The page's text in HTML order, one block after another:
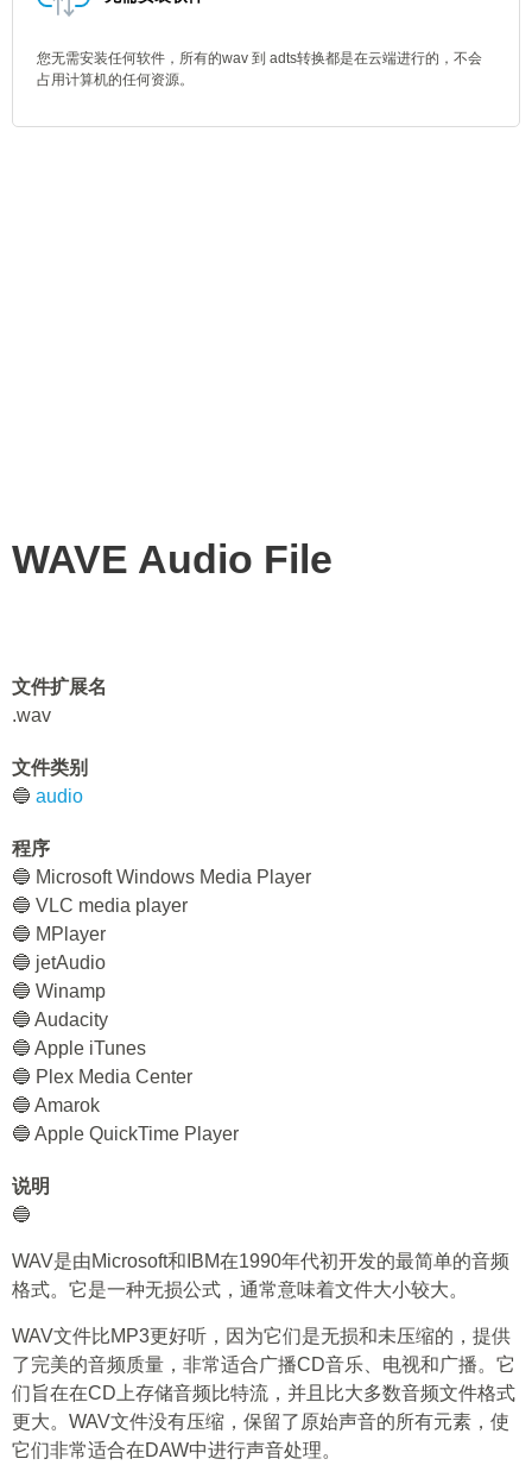
您无需安装任何软件，所有的wav 到 adts转换都是在云端进行的，不会
占用计算机的任何资源。
WAVE Audio File
文件扩展名
.wav
文件类别
🔵 audio
程序
🔵 Microsoft Windows Media Player
🔵 VLC media player
🔵 MPlayer
🔵 jetAudio
🔵 Winamp
🔵 Audacity
🔵 Apple iTunes
🔵 Plex Media Center
🔵 Amarok
🔵 Apple QuickTime Player
说明
🔵
WAV是由Microsoft和IBM在1990年代初开发的最简单的音频
格式。它是一种无损公式，通常意味着文件大小较大。
WAV文件比MP3更好听，因为它们是无损和未压缩的，提供
了完美的音频质量，非常适合广播CD音乐、电视和广播。它
们旨在在CD上存储音频比特流，并且比大多数音频文件格式
更大。WAV文件没有压缩，保留了原始声音的所有元素，使
它们非常适合在DAW中进行声音处理。